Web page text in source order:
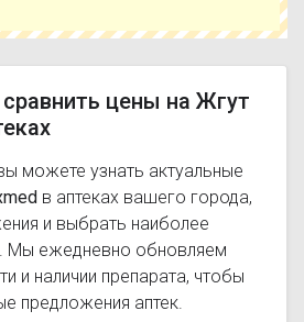
вариант по цене и
цены на Жгут
можете узнать актуальные
в аптеках вашего города,
и выбрать наиболее
Мы ежедневно обновляем
и наличии препарата, чтобы
предложения аптек.